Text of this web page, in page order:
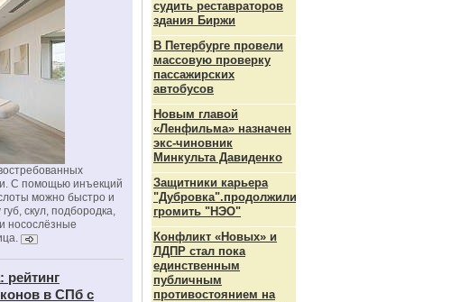
С помощью инъекций
можно быстро и
скул, подбородка,
носослёзные
рейтинг
в СПб с
судить реставраторов
здания Биржи
В Петербурге провели
массовую проверку
пассажирских
автобусов
Новым главой
«Ленфильма» назначен
экс-чиновник
Минкульта Давиденко
Защитники карьера
"Дубровка".продолжили
громить "НЭО"
Конфликт «Новых» и
ЛДПР стал пока
единственным
публичным
противостоянием на